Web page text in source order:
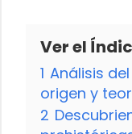
Ver el
1 Análisis
origen y
2